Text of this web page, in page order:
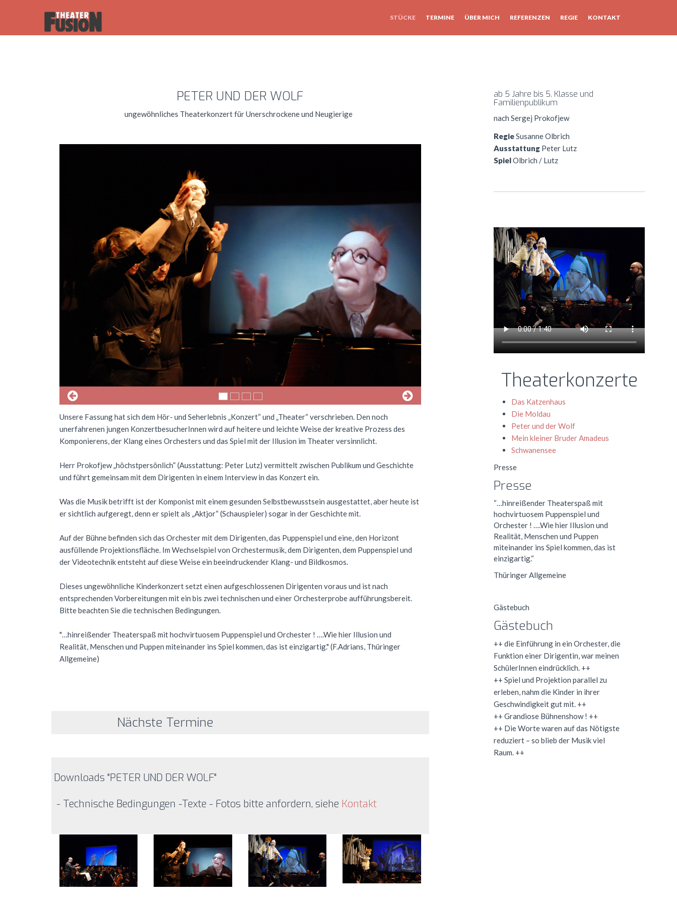
STÜCKE TERMINE ÜBER MICH REFERENZEN REGIE KONTAKT
PETER UND DER WOLF
ungewöhnliches Theaterkonzert für Unerschrockene und Neugierige
Unsere Fassung hat sich dem Hör- und Seherlebnis „Konzert“ und „Theater“ verschrieben. Den noch
unerfahrenen jungen KonzertbesucherInnen wird auf heitere und leichte Weise der kreative Prozess des
Komponierens, der Klang eines Orchesters und das Spiel mit der Illusion im Theater versinnlicht.
Herr Prokofjew „höchstpersönlich“ (Ausstattung: Peter Lutz) vermittelt zwischen Publikum und Geschichte
und führt gemeinsam mit dem Dirigenten in einem Interview in das Konzert ein.
Was die Musik betrifft ist der Komponist mit einem gesunden Selbstbewusstsein ausgestattet, aber heute ist
er sichtlich aufgeregt, denn er spielt als „Aktjor“ (Schauspieler) sogar in der Geschichte mit.
Auf der Bühne befinden sich das Orchester mit dem Dirigenten, das Puppenspiel und eine, den Horizont
ausfüllende Projektionsfläche. Im Wechselspiel von Orchestermusik, dem Dirigenten, dem Puppenspiel und
der Videotechnik entsteht auf diese Weise ein beeindruckender Klang- und Bildkosmos.
Dieses ungewöhnliche Kinderkonzert setzt einen aufgeschlossenen Dirigenten voraus und ist nach
entsprechenden Vorbereitungen mit ein bis zwei technischen und einer Orchesterprobe aufführungsbereit.
Bitte beachten Sie die technischen Bedingungen.
"…hinreißender Theaterspaß mit hochvirtuosem Puppenspiel und Orchester ! ….Wie hier Illusion und
Realität, Menschen und Puppen miteinander ins Spiel kommen, das ist einzigartig." (F.Adrians, Thüringer
Allgemeine)
Nächste Termine
Downloads "PETER UND DER WOLF"
- Technische Bedingungen -Texte - Fotos bitte anfordern, siehe Kontakt
ab 5 Jahre bis 5. Klasse und
Familienpublikum
nach Sergej Prokofjew
RegieSusanne Olbrich
AusstattungPeter Lutz
SpielOlbrich / Lutz
Theaterkonzerte
Das Katzenhaus
Die Moldau
Peter und der Wolf
Mein kleiner Bruder Amadeus
Schwanensee
Presse
Presse
“…hinreißender Theaterspaß mit
hochvirtuosem Puppenspiel und
Orchester ! ….Wie hier Illusion und
Realität, Menschen und Puppen
miteinander ins Spiel kommen, das ist
einzigartig.“
Thüringer Allgemeine
Gästebuch
Gästebuch
++ die Einführung in ein Orchester, die
Funktion einer Dirigentin, war meinen
SchülerInnen eindrücklich. ++
++ Spiel und Projektion parallel zu
erleben, nahm die Kinder in ihrer
Geschwindigkeit gut mit. ++
++ Grandiose Bühnenshow ! ++
++ Die Worte waren auf das Nötigste
reduziert – so blieb der Musik viel
Raum. ++